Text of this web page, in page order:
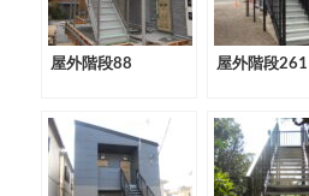
屋外階段88 屋外階段261